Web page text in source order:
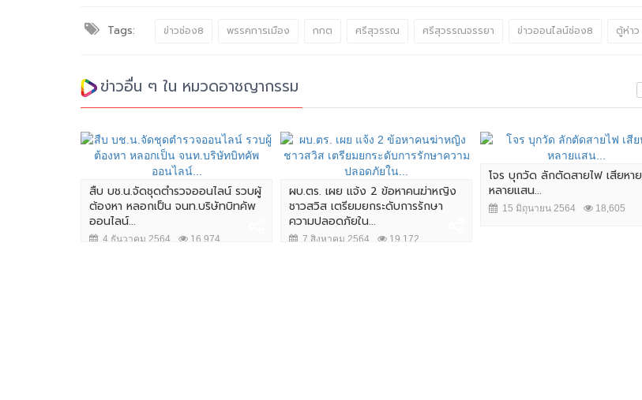
Tags: ข่าวช่อง8 พรรคการเมือง กกต ศรีสุวรรณ ศรีสุวรรณจรรยา ข่าวออนไลน์ช่อง8 ตู้ห่าว
ข่าวอื่น ๆ ใน หมวดอาชญากรรม
สืบ บช.น.จัดชุดตำรวจออนไลน์ รวบผู้
ต้องหา หลอกเป็น จนท.บริษัทบิทคัพ
ออนไลน์...
4 ธันวาคม 2564 16,974
ผบ.ตร. เผย แจ้ง 2 ข้อหาคนฆ่าหญิง
ชาวสวิส เตรียมยกระดับการรักษา
ความปลอดภัยใน...
7 สิงหาคม 2564 19,172
โจร บุกวัด ลักตัดสายไฟ เสียหาย
หลายแสน...
15 มิถุนายน 2564 18,605